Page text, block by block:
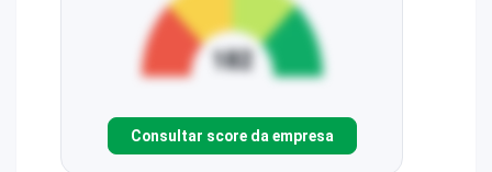
Consultar score da empresa